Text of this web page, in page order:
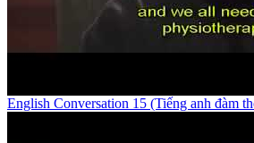
English Conversation 15 (Tiếng anh đàm